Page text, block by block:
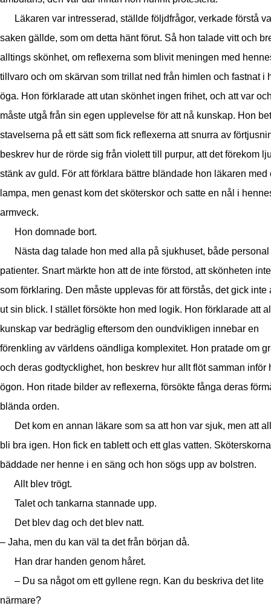
Läkaren var intresserad, ställde följdfrågor, verkade förstå
saken gällde, som om detta hänt förut. Så hon talade vitt och
alltings skönhet, om reflexerna som blivit meningen med
tillvaro och om skärvan som trillat ned från himlen och fastnat i
öga. Hon förklarade att utan skönhet ingen frihet, och att var
måste utgå från sin egen upplevelse för att nå kunskap. Hon
stavelserna på ett sätt som fick reflexerna att snurra av
beskrev hur de rörde sig från violett till purpur, att det förekom
stänk av guld. För att förklara bättre bländade hon läkaren med
lampa, men genast kom det sköterskor och satte en nål i
armveck.
Hon domnade bort.
Nästa dag talade hon med alla på sjukhuset, både personal
patienter. Snart märkte hon att de inte förstod, att skönheten
som förklaring. Den måste upplevas för att förstås, det gick inte
ut sin blick. I stället försökte hon med logik. Hon förklarade att
kunskap var bedräglig eftersom den oundvikligen innebar en
förenkling av världens oändliga komplexitet. Hon pratade om
och deras godtycklighet, hon beskrev hur allt flöt samman inför
ögon. Hon ritade bilder av reflexerna, försökte fånga deras
blända orden.
Det kom en annan läkare som sa att hon var sjuk, men att
bli bra igen. Hon fick en tablett och ett glas vatten. Sköterskorna
bäddade ner henne i en säng och hon sögs upp av bolstren.
Allt blev trögt.
Talet och tankarna stannade upp.
Det blev dag och det blev natt.
– Jaha, men du kan väl ta det från början då.
Han drar handen genom håret.
– Du sa något om ett gyllene regn. Kan du beskriva det lite
närmare?